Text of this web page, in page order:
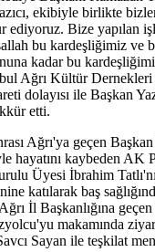
ekibiyle birlikte
ediyoruz. Bize yapılan
bu kardeşliğimiz ve
kadar bu
Ağrı Kültür Dernekleri
dolayısı ile Başkan
etti.
Ağrı'ya geçen Başkan
hayatını kaybeden
Üyesi İbrahim
katılarak baş
İl Başkanlığına
makamında
Sayan ile teşkilat